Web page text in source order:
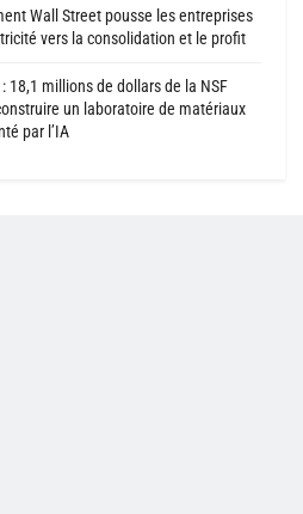
Wall Street pousse les entreprises
vers la consolidation et le profit
: 18,1 millions de dollars de la NSF
un laboratoire de matériaux
par l’IA